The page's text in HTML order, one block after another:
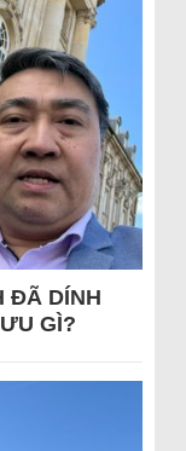
ĐÃ DÍNH
GÌ?